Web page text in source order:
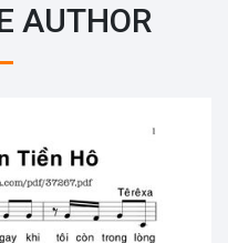
AUTHOR